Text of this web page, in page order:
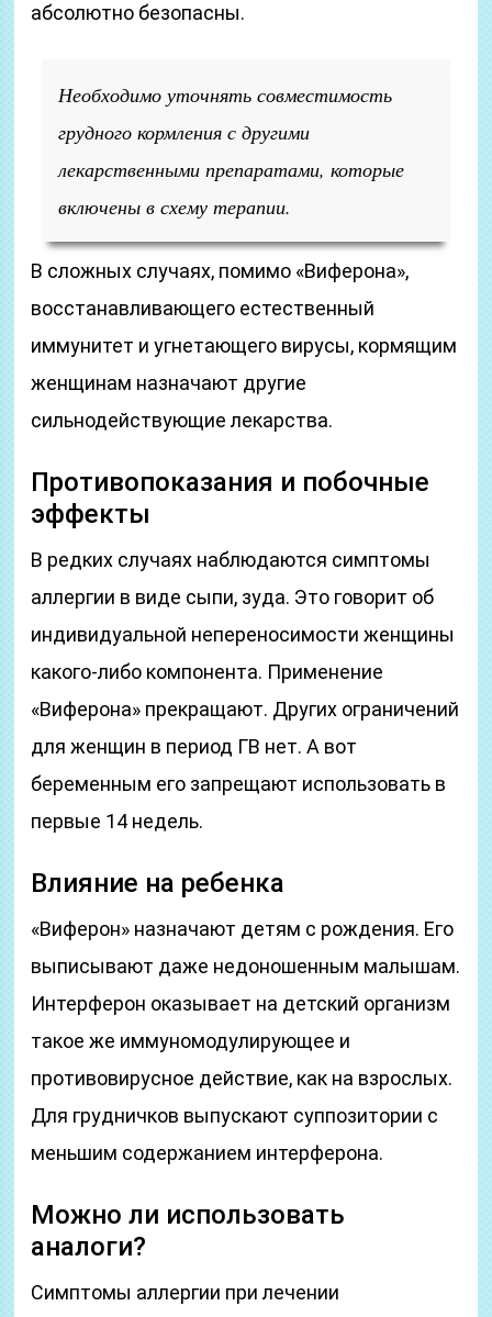
абсолютно безопасны.
Необходимо уточнять совместимость
грудного кормления с другими
лекарственными препаратами, которые
включены в схему терапии.
В сложных случаях, помимо «Виферона»,
восстанавливающего естественный
иммунитет и угнетающего вирусы, кормящим
женщинам назначают другие
сильнодействующие лекарства.
Противопоказания и побочные
эффекты
В редких случаях наблюдаются симптомы
аллергии в виде сыпи, зуда. Это говорит об
индивидуальной непереносимости женщины
какого-либо компонента. Применение
«Виферона» прекращают. Других ограничений
для женщин в период ГВ нет. А вот
беременным его запрещают использовать в
первые 14 недель.
Влияние на ребенка
«Виферон» назначают детям с рождения. Его
выписывают даже недоношенным малышам.
Интерферон оказывает на детский организм
такое же иммуномодулирующее и
противовирусное действие, как на взрослых.
Для грудничков выпускают суппозитории с
меньшим содержанием интерферона.
Можно ли использовать
аналоги?
Симптомы аллергии при лечении